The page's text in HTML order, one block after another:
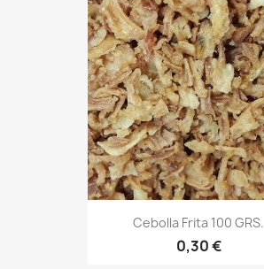
Cebolla Frita 100 GRS.
0,30 €